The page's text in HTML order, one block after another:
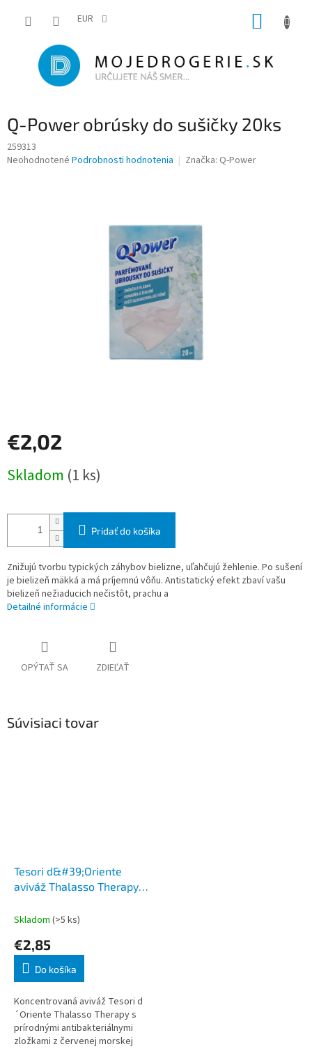
EUR
Q-Power obrúsky do sušičky 20ks
259313
Priemerné
Neohodnotené Podrobnosti hodnotenia Značka: Q-Power
€2,02
cena:
Skladom (1 ks)
Pridať do košíka
Znižujú tvorbu typických záhybov bielizne, uľahčujú žehlenie. Po sušení
je bielizeň mäkká a má príjemnú vôňu. Antistatický efekt zbaví vašu
bielizeň nežiaducich nečistôt, prachu a
Detailné informácie
OPÝTAŤ SA ZDIEĽAŤ
Súvisiaci tovar
Tesori d&#39;Oriente
aviváž Thalasso Therapy
Skladom (>5 ks)
€2,85
Do košíka
Koncentrovaná aviváž Tesori d
´Oriente Thalasso Therapy s
prírodnými antibakteriálnymi
zložkami z červenej morskej